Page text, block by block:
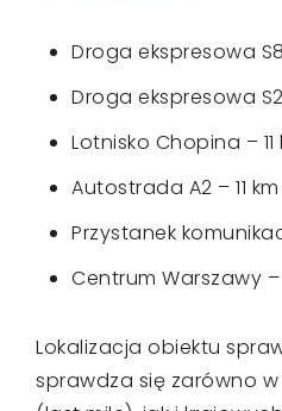
Droga ekspresowa
Droga ekspresowa
Lotnisko Chopina – 11
Autostrada A2 – 11 km
Przystanek
Centrum Warszawy –
Lokalizacja obiektu
sprawdza się zarówno